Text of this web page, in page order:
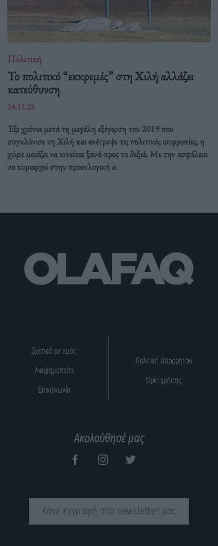
Πολιτική
Το πολιτικό “εκκρεμές” στη Χιλή αλλάζει
κατεύθυνση
14.11.25
Έξι χρόνια μετά τη μεγάλη εξέγερση του 2019 που
συγκλόνισε τη Χιλή και ανέτρεψε τις πολιτικές ισορροπίες, η
χώρα μοιάζει να κινείται ξανά προς τα δεξιά. Με την ασφάλεια
να κυριαρχεί στην προεκλογική α
Σχετικά με εμάς
Διαφημιστείτε
Επικοινωνία
Πολιτική Απορρήτου
Όροι χρήσης
Ακολούθησέ μας
Κάνε εγγραφή στο newsletter μας